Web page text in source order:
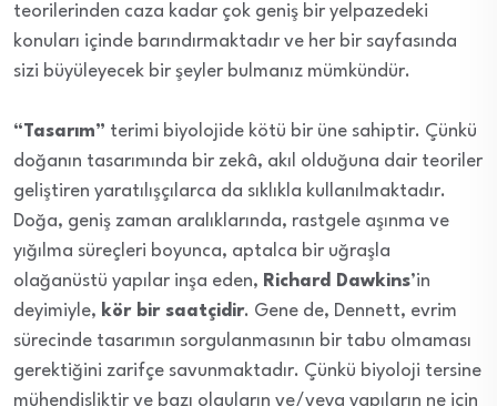
teorilerinden caza kadar çok geniş bir yelpazedeki
konuları içinde barındırmaktadır ve her bir sayfasında
sizi büyüleyecek bir şeyler bulmanız mümkündür.
“Tasarım” terimi biyolojide kötü bir üne sahiptir. Çünkü
doğanın tasarımında bir zekâ, akıl olduğuna dair teoriler
geliştiren yaratılışçılarca da sıklıkla kullanılmaktadır.
Doğa, geniş zaman aralıklarında, rastgele aşınma ve
yığılma süreçleri boyunca, aptalca bir uğraşla
olağanüstü yapılar inşa eden, Richard Dawkins’in
deyimiyle, kör bir saatçidir. Gene de, Dennett, evrim
sürecinde tasarımın sorgulanmasının bir tabu olmaması
gerektiğini zarifçe savunmaktadır. Çünkü biyoloji tersine
mühendisliktir ve bazı olguların ve/veya yapıların ne için